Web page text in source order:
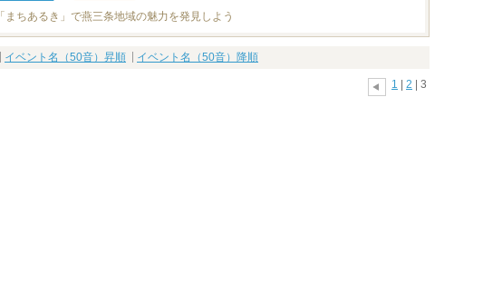
「まちあるき」で燕三条地域の魅力を発見しよう
イベント名（50音）昇順 イベント名（50音）降順
1 2 | 3